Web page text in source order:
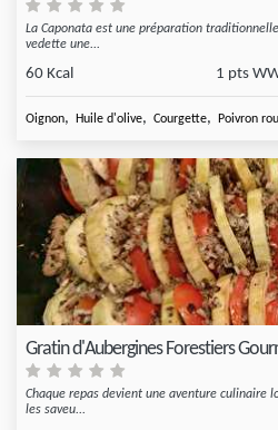
La Caponata est une préparation
vedette une...
60 Kcal 1 pts
Oignon, Huile d'olive, Courgette, Poivron
Gratin d'Aubergines Forestiers
Chaque repas devient une aventure culinaire
les saveu...